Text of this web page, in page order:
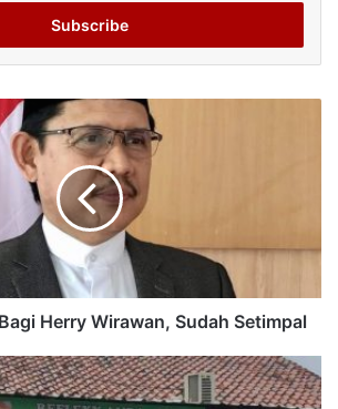
Herry Wirawan, Sudah Setimpal